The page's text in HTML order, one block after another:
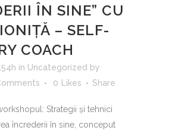
ÎN SINE” CU
– SELF-
COACH
in Uncategorized by
0 Likes Share
Strategii și tehnici
încrederii în sine, conceput